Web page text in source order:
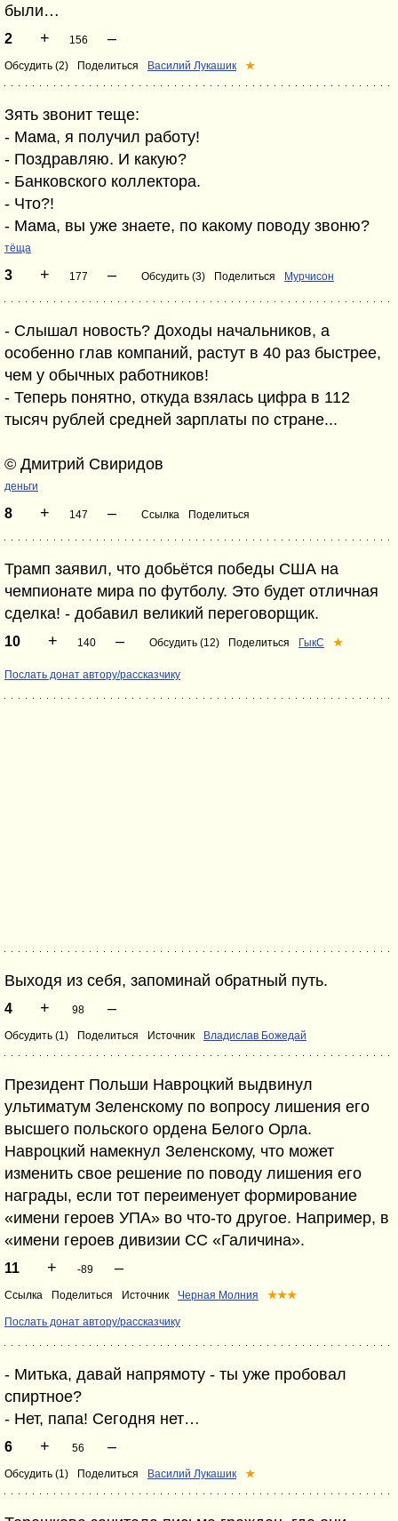
были…
2 + 156 –
Обсудить (2) Поделиться Василий Лукашик ★
Зять звонит теще:
- Мама, я получил работу!
- Поздравляю. И какую?
- Банковского коллектора.
- Что?!
- Мама, вы уже знаете, по какому поводу звоню?
тёща
3 + 177 – Обсудить (3) Поделиться Мурчисон
- Слышал новость? Доходы начальников, а
особенно глав компаний, растут в 40 раз быстрее,
чем у обычных работников!
- Теперь понятно, откуда взялась цифра в 112
тысяч рублей средней зарплаты по стране...
© Дмитрий Свиридов
деньги
8 + 147 – Ссылка Поделиться
Трамп заявил, что добьётся победы США на
чемпионате мира по футболу. Это будет отличная
сделка! - добавил великий переговорщик.
10 + 140 – Обсудить (12) Поделиться ГыкС ★
Послать донат автору/рассказчику
Выходя из себя, запоминай обратный путь.
4 + 98 –
Обсудить (1) Поделиться Источник Владислав Божедай
Президент Польши Навроцкий выдвинул
ультиматум Зеленскому по вопросу лишения его
высшего польского ордена Белого Орла.
Навроцкий намекнул Зеленскому, что может
изменить свое решение по поводу лишения его
награды, если тот переименует формирование
«имени героев УПА» во что-то другое. Например, в
«имени героев дивизии СС «Галичина».
11 + -89 –
Ссылка Поделиться Источник Черная Молния ★★★
Послать донат автору/рассказчику
- Митька, давай напрямоту - ты уже пробовал
спиртное?
- Нет, папа! Сегодня нет…
6 + 56 –
Обсудить (1) Поделиться Василий Лукашик ★